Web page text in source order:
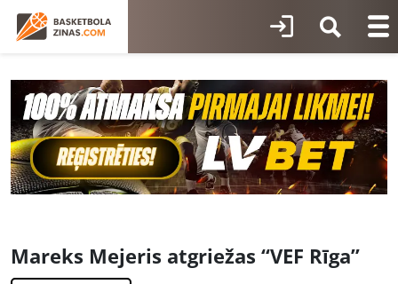
Mareks Mejeris atgriežas “VEF Rīga”